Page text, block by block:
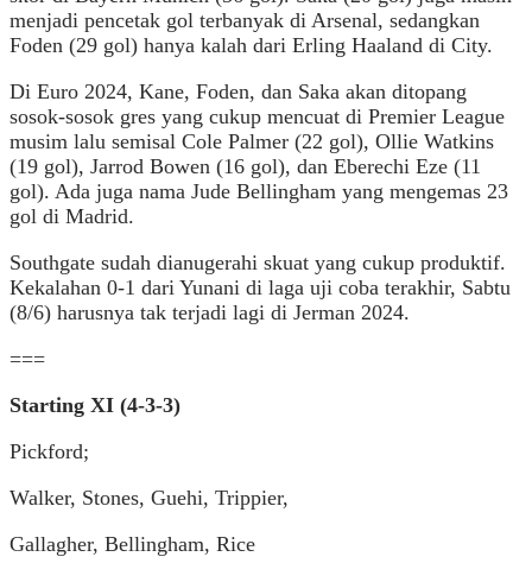
menjadi pencetak gol terbanyak di Arsenal, sedangkan
Foden (29 gol) hanya kalah dari Erling Haaland di City.
Di Euro 2024, Kane, Foden, dan Saka akan ditopang
sosok-sosok gres yang cukup mencuat di Premier League
musim lalu semisal Cole Palmer (22 gol), Ollie Watkins
(19 gol), Jarrod Bowen (16 gol), dan Eberechi Eze (11
gol). Ada juga nama Jude Bellingham yang mengemas 23
gol di Madrid.
Southgate sudah dianugerahi skuat yang cukup produktif.
Kekalahan 0-1 dari Yunani di laga uji coba terakhir, Sabtu
(8/6) harusnya tak terjadi lagi di Jerman 2024.
===
Starting XI (4-3-3)
Pickford;
Walker, Stones, Guehi, Trippier,
Gallagher, Bellingham, Rice